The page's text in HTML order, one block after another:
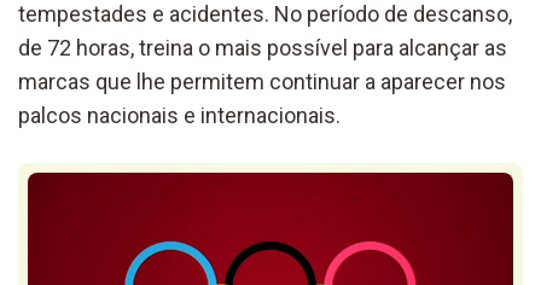
tempestades e acidentes. No período de descanso,
de 72 horas, treina o mais possível para alcançar as
marcas que lhe permitem continuar a aparecer nos
palcos nacionais e internacionais.